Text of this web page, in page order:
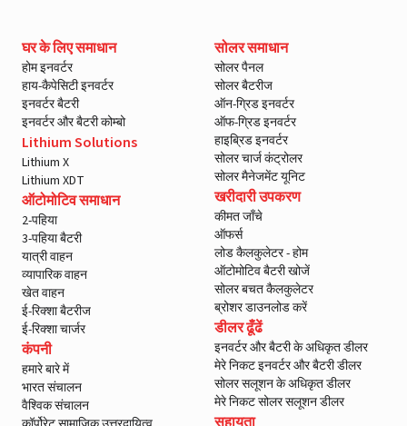
घर के लिए समाधान
होम इनवर्टर
हाय-कैपेसिटी इनवर्टर
इनवर्टर बैटरी
इनवर्टर और बैटरी कोम्बो
Lithium Solutions
Lithium X
Lithium XDT
ऑटोमोटिव समाधान
2-पहिया
3-पहिया बैटरी
यात्री वाहन
व्यापारिक वाहन
खेत वाहन
ई-रिक्शा बैटरीज
ई-रिक्शा चार्जर
कंपनी
हमारे बारे में
भारत संचालन
वैश्विक संचालन
सोलर समाधान
सोलर पैनल
सोलर बैटरीज
ऑन-ग्रिड इनवर्टर
ऑफ-ग्रिड इनवर्टर
हाइब्रिड इनवर्टर
सोलर चार्ज कंट्रोलर
सोलर मैनेजमेंट यूनिट
खरीदारी उपकरण
कीमत जाँचे
ऑफर्स
लोड कैलकुलेटर - होम
ऑटोमोटिव बैटरी खोजें
सोलर बचत कैलकुलेटर
ब्रोशर डाउनलोड करें
डीलर ढूँढें
इनवर्टर और बैटरी के अधिकृत डीलर
मेरे निकट इनवर्टर और बैटरी डीलर
सोलर सलूशन के अधिकृत डीलर
मेरे निकट सोलर सलूशन डीलर